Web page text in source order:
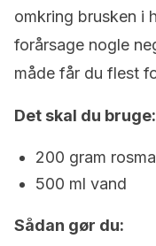
omkring brusken i
forårsage nogle
måde får du flest
Det skal du bruge:
200 gram
500 ml vand
Sådan gør du: